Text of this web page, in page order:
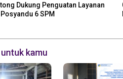
Dukung Penguatan Layanan
6 SPM
kamu